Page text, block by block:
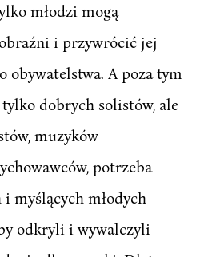
młodzi mogą
i przywrócić jej
obywatelstwa. A poza tym
dobrych solistów, ale
muzyków
potrzeba
myślących młodych
odkryli i wywalczyli